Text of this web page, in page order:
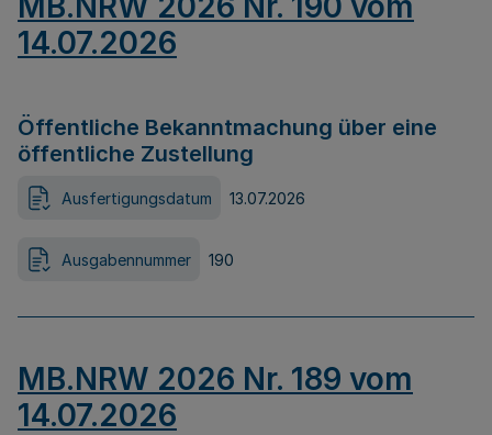
14.07.2026
Öffentliche Bekanntmachung über eine
öffentliche Zustellung
Ausfertigungsdatum 13.07.2026
Ausgabennummer 190
MB.NRW 2026 Nr. 189 vom
14.07.2026